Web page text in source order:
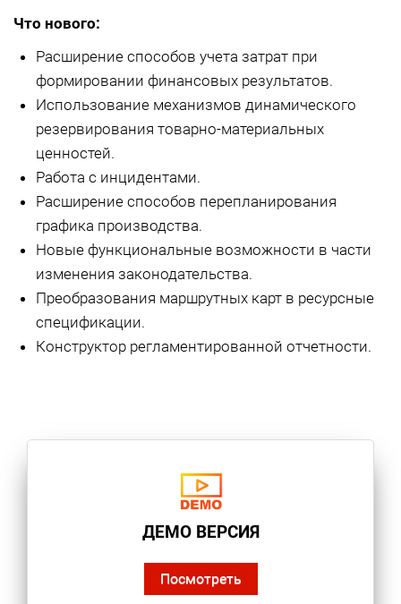
Что нового:
Расширение способов учета затрат при
формировании финансовых результатов.
Использование механизмов динамического
резервирования товарно-материальных
ценностей.
Работа с инцидентами.
Расширение способов перепланирования
графика производства.
Новые функциональные возможности в части
изменения законодательства.
Преобразования маршрутных карт в ресурсные
спецификации.
Конструктор регламентированной отчетности.
ДЕМО ВЕРСИЯ
Посмотреть